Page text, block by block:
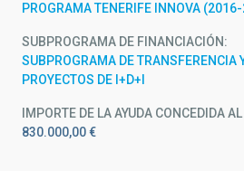
PROGRAMA TENERIFE INNOVA
SUBPROGRAMA DE FINANCIACIÓN
SUBPROGRAMA DE TRANSFERENCIA
PROYECTOS DE I+D+I
IMPORTE DE LA AYUDA CONCEDIDA
830.000,00 €